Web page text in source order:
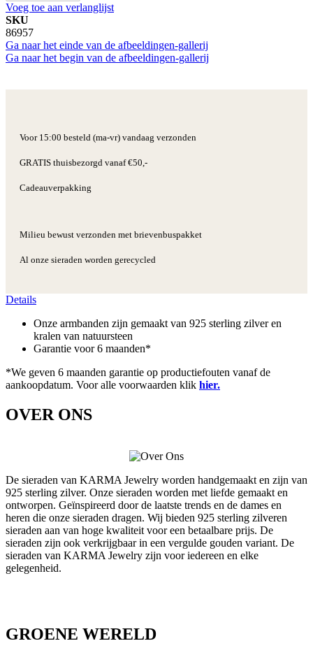
Voeg toe aan verlanglijst
SKU
86957
Ga naar het einde van de afbeeldingen-gallerij
Ga naar het begin van de afbeeldingen-gallerij
Voor 15:00 besteld (ma-vr) vandaag verzonden
GRATIS thuisbezorgd vanaf €50,-
Cadeauverpakking
Milieu bewust verzonden met brievenbuspakket
Al onze sieraden worden gerecycled
Details
Onze armbanden zijn gemaakt van 925 sterling zilver en
kralen van natuursteen
Garantie voor 6 maanden*
*We geven 6 maanden garantie op productiefouten vanaf de
aankoopdatum. Voor alle voorwaarden klik hier.
OVER ONS
De sieraden van KARMA Jewelry worden handgemaakt en zijn van
925 sterling zilver. Onze sieraden worden met liefde gemaakt en
ontworpen. Geïnspireerd door de laatste trends en de dames en
heren die onze sieraden dragen. Wij bieden 925 sterling zilveren
sieraden aan van hoge kwaliteit voor een betaalbare prijs. De
sieraden zijn ook verkrijgbaar in een vergulde gouden variant. De
sieraden van KARMA Jewelry zijn voor iedereen en elke
gelegenheid.
GROENE WERELD